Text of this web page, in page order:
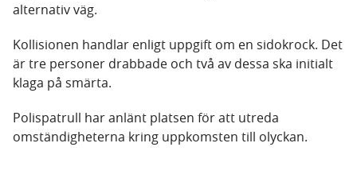
alternativ väg.
Kollisionen handlar enligt uppgift om en sidokrock. Det
är tre personer drabbade och två av dessa ska initialt
klaga på smärta.
Polispatrull har anlänt platsen för att utreda
omständigheterna kring uppkomsten till olyckan.